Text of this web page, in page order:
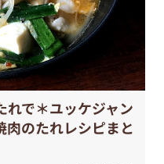
れで＊ユッケジャン
肉のたれレシピまと